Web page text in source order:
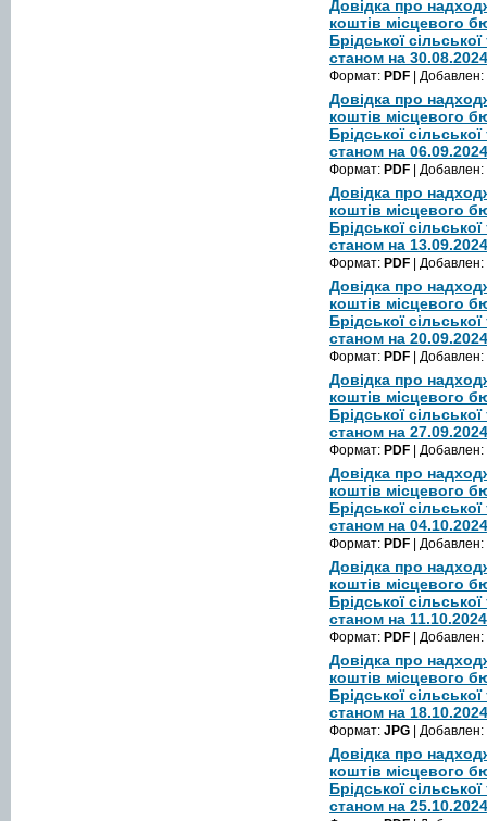
Довідка про
коштів місцевого
Брідської
станом на 30.08.2024
Формат: PDF | Добавлен:
Довідка про
коштів місцевого
Брідської
станом на 06.09.2024
Формат: PDF | Добавлен:
Довідка про
коштів місцевого
Брідської
станом на 13.09.2024
Формат: PDF | Добавлен:
Довідка про
коштів місцевого
Брідської
станом на 20.09.2024
Формат: PDF | Добавлен:
Довідка про
коштів місцевого
Брідської
станом на 27.09.2024
Формат: PDF | Добавлен:
Довідка про
коштів місцевого
Брідської
станом на 04.10.2024
Формат: PDF | Добавлен:
Довідка про
коштів місцевого
Брідської
станом на 11.10.2024
Формат: PDF | Добавлен:
Довідка про
коштів місцевого
Брідської
станом на 18.10.2024
Формат: JPG | Добавлен:
Довідка про
коштів місцевого
Брідської
станом на 25.10.2024